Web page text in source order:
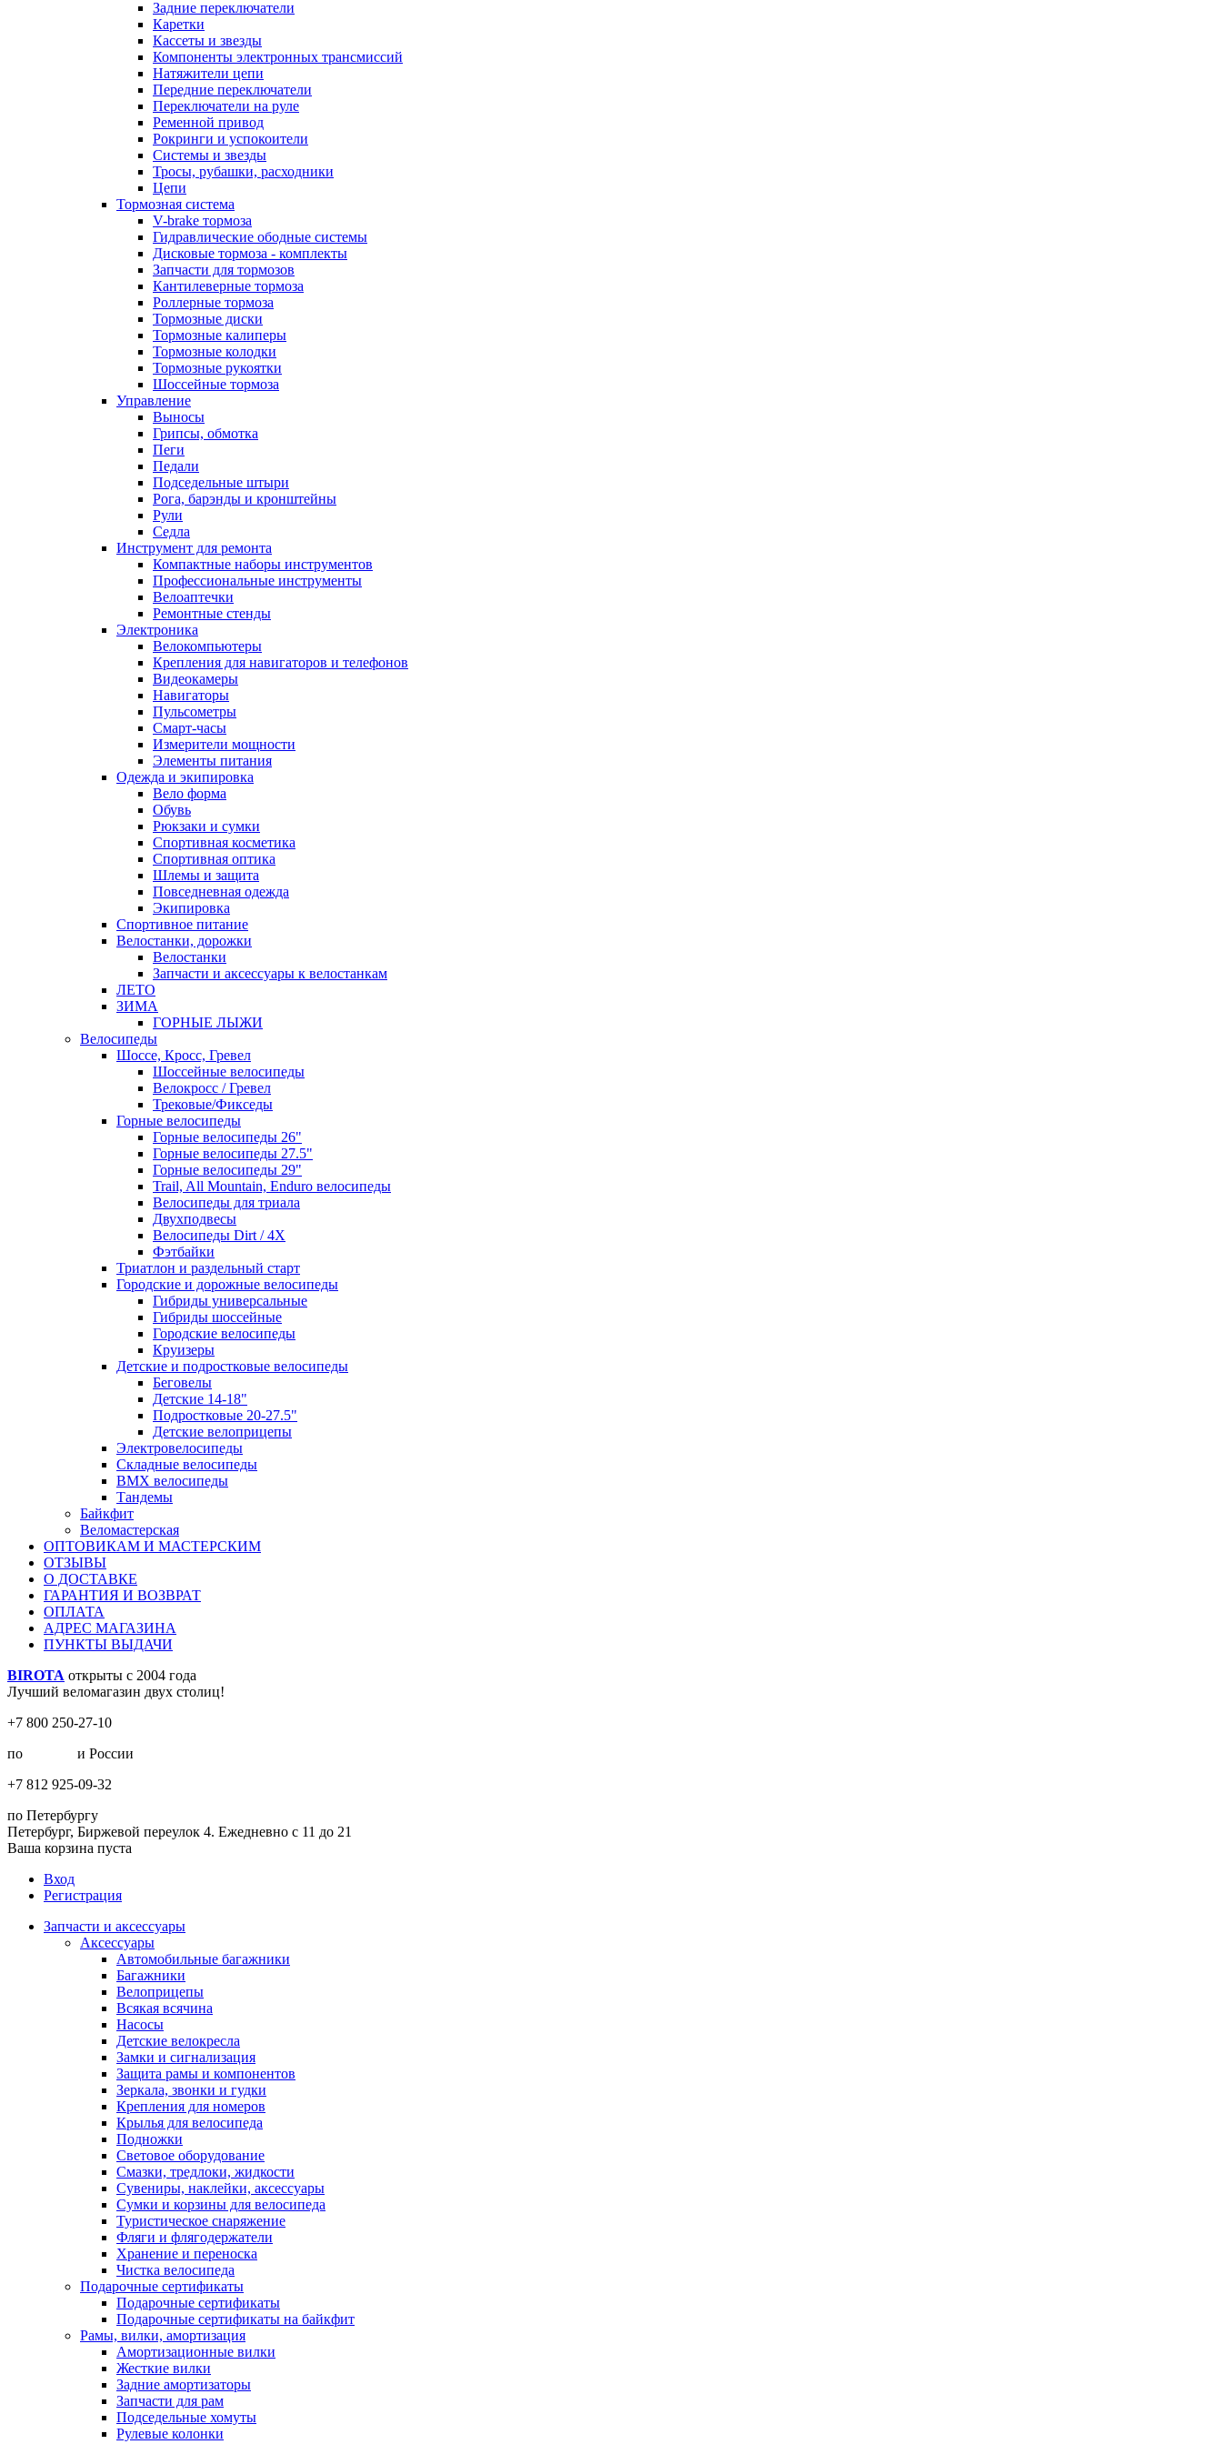
Задние переключатели
Каретки
Кассеты и звезды
Компоненты электронных трансмиссий
Натяжители цепи
Передние переключатели
Переключатели на руле
Ременной привод
Рокринги и успокоители
Системы и звезды
Тросы, рубашки, расходники
Цепи
Тормозная система
V-brake тормоза
Гидравлические ободные системы
Дисковые тормоза - комплекты
Запчасти для тормозов
Кантилеверные тормоза
Роллерные тормоза
Тормозные диски
Тормозные калиперы
Тормозные колодки
Тормозные рукоятки
Шоссейные тормоза
Управление
Выносы
Грипсы, обмотка
Пеги
Педали
Подседельные штыри
Рога, барэнды и кронштейны
Рули
Седла
Инструмент для ремонта
Компактные наборы инструментов
Профессиональные инструменты
Велоаптечки
Ремонтные стенды
Электроника
Велокомпьютеры
Крепления для навигаторов и телефонов
Видеокамеры
Навигаторы
Пульсометры
Смарт-часы
Измерители мощности
Элементы питания
Одежда и экипировка
Вело форма
Обувь
Рюкзаки и сумки
Спортивная косметика
Спортивная оптика
Шлемы и защита
Повседневная одежда
Экипировка
Спортивное питание
Велостанки, дорожки
Велостанки
Запчасти и аксессуары к велостанкам
ЛЕТО
ЗИМА
ГОРНЫЕ ЛЫЖИ
Велосипеды
Шоссе, Кросс, Гревел
Шоссейные велосипеды
Велокросс / Гревел
Трековые/Фикседы
Горные велосипеды
Горные велосипеды 26"
Горные велосипеды 27.5"
Горные велосипеды 29"
Trail, All Mountain, Enduro велосипеды
Велосипеды для триала
Двухподвесы
Велосипеды Dirt / 4X
Фэтбайки
Триатлон и раздельный старт
Городские и дорожные велосипеды
Гибриды универсальные
Гибриды шоссейные
Городские велосипеды
Круизеры
Детские и подростковые велосипеды
Беговелы
Детские 14-18"
Подростковые 20-27.5"
Детские велоприцепы
Электровелосипеды
Складные велосипеды
BMX велосипеды
Тандемы
Байкфит
Веломастерская
ОПТОВИКАМ И МАСТЕРСКИМ
ОТЗЫВЫ
О ДОСТАВКЕ
ГАРАНТИЯ И ВОЗВРАТ
ОПЛАТА
АДРЕС МАГАЗИНА
ПУНКТЫ ВЫДАЧИ
BIROTA открыты с 2004 года
Лучший веломагазин двух столиц!
+7 800 250-27-10
по
и России
+7 812 925-09-32
по Петербургу
Петербург, Биржевой переулок 4. Ежедневно с 11 до 21
Ваша корзина пуста
Вход
Регистрация
Запчасти и аксессуары
Аксессуары
Автомобильные багажники
Багажники
Велоприцепы
Всякая всячина
Насосы
Детские велокресла
Замки и сигнализация
Защита рамы и компонентов
Зеркала, звонки и гудки
Крепления для номеров
Крылья для велосипеда
Подножки
Световое оборудование
Смазки, тредлоки, жидкости
Сувениры, наклейки, аксессуары
Сумки и корзины для велосипеда
Туристическое снаряжение
Фляги и флягодержатели
Хранение и переноска
Чистка велосипеда
Подарочные сертификаты
Подарочные сертификаты
Подарочные сертификаты на байкфит
Рамы, вилки, амортизация
Амортизационные вилки
Жесткие вилки
Задние амортизаторы
Запчасти для рам
Подседельные хомуты
Рулевые колонки